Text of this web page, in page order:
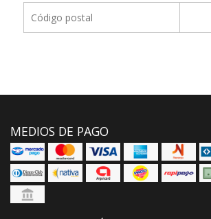
MEDIOS DE PAGO